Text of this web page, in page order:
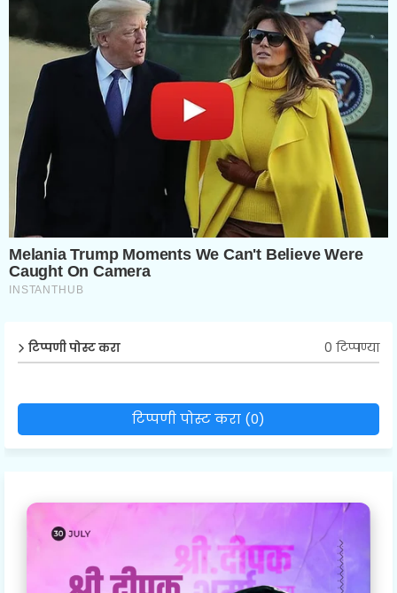
टिप्पणी पोस्ट करा 0 टिप्पण्या
टिप्पणी पोस्ट करा (0)